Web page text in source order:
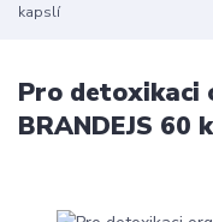
kapslí
Pro detoxikaci
BRANDEJS 60